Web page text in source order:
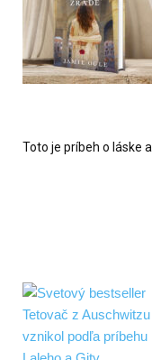
Toto je príbeh o láske a